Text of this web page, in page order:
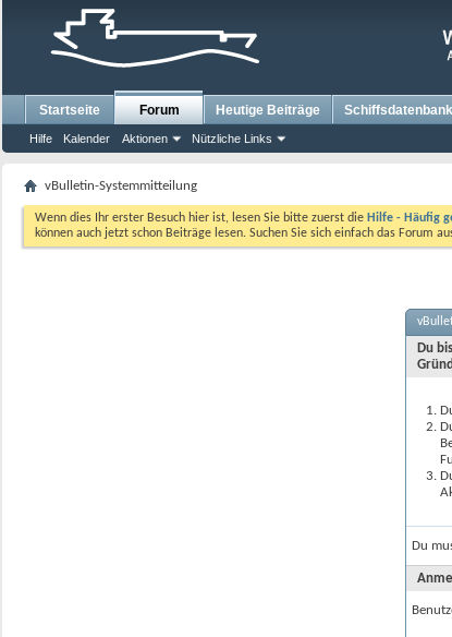
Startseite Forum
Hilfe Kalender Aktionen Nützliche Links
Heutige Beiträge Schiffsdatenbank
vBulletin-Systemmitteilung
Wenn dies Ihr erster Besuch hier ist, lesen Sie bitte zuerst die Hilfe - Häufig
können auch jetzt schon Beiträge lesen. Suchen Sie sich einfach das Forum
Du
Du